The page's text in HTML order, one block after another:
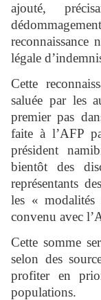
ajouté,
reconnaissance
légale
Cette
saluée par les
premier pas
faite à l’AFP
président
bientôt des
représentants
les «
convenu avec
Cette somme
selon des
profiter en
populations.